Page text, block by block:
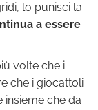
lo punisci la
a essere
volte che i
che i giocattoli
insieme che da